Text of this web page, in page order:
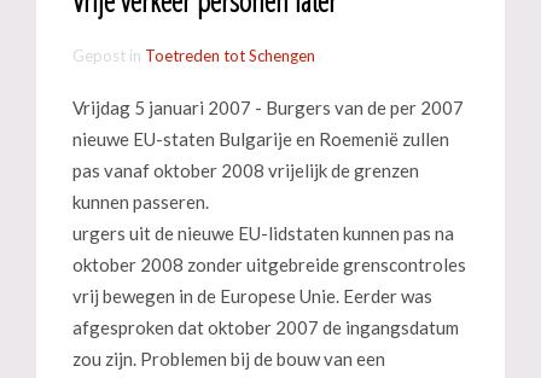
Gepost in Toetreden tot Schengen
Vrijdag 5 januari 2007 - Burgers van de per 2007
nieuwe EU-staten Bulgarije en Roemenië zullen
pas vanaf oktober 2008 vrijelijk de grenzen
kunnen passeren.
urgers uit de nieuwe EU-lidstaten kunnen pas na
oktober 2008 zonder uitgebreide grenscontroles
vrij bewegen in de Europese Unie. Eerder was
afgesproken dat oktober 2007 de ingangsdatum
zou zijn. Problemen bij de bouw van een